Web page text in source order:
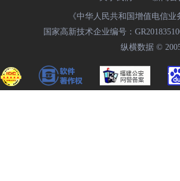
《中华人民共和国增值电信
国家高新技术企业编号：
纵横数据 ©